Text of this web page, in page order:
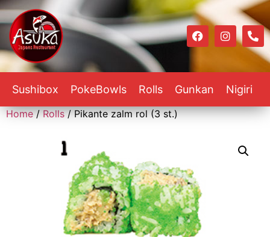
Sushibox PokeBowls Rolls Gunkan Nigiri
Home/Rolls/ Pikante zalm rol (3 st.)